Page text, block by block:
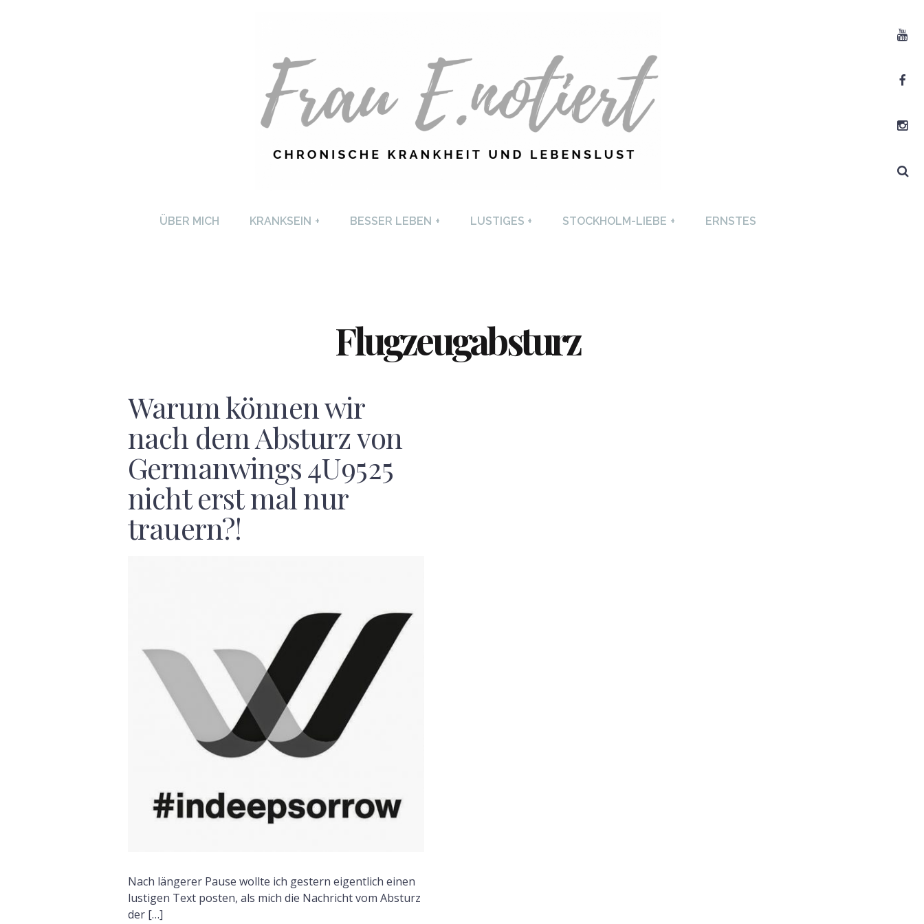
FRAU E. NOTIERT
LEBENSLUST
ÜBER MICH KRANKSEIN + BESSER LEBEN + LUSTIGES + STOCKHOLM-LIEBE + ERNSTES
Flugzeugabsturz
Warum können wir
nach dem Absturz von
Germanwings 4U9525
nicht erst mal nur
trauern?!
F
Nach längerer Pause wollte ich gestern eigentlich einen
lustigen Text posten, als mich die Nachricht vom Absturz
der […]